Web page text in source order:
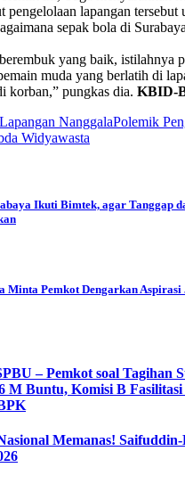
pengelolaan lapangan tersebut
sepak bola di
yang baik, istilahnya
muda yang berlatih di
korban,” pungkas dia. KBID-
Lapangan NanggalaPolemik
Widyawasta
Ikuti Bimtek, agar Tanggap
Minta Pemkot Dengarkan Aspirasi
– Pemkot soal Tagihan
M Buntu, Komisi B Fasilitasi
Memanas!